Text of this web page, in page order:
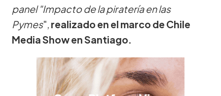
panel "Impacto de la piratería en las
Pymes", realizado en el marco de Chile
Media Show en Santiago.